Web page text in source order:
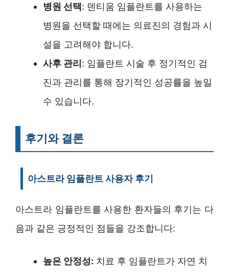
병원 선택: 덴티움 임플란트를 사용하는
병원을 선택할 때에는 의료진의 경험과 시
설을 고려해야 합니다.
사후 관리 : 임플란트 시술 후 정기적인 검
진과 관리를 통해 장기적인 성공률을 높일
수 있습니다.
후기와 결론
아스트라 임플란트 사용자 후기
아스트라 임플란트를 사용한 환자들의 후기는 다
음과 같은 긍정적인 점들을 강조합니다:
높은 안정성: 치료 후 임플란트가 자연 치